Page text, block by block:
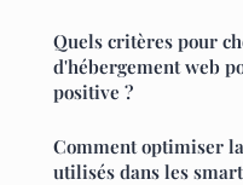
Quels critères pour
d'hébergement web
positive ?
Comment optimiser
utilisés dans les